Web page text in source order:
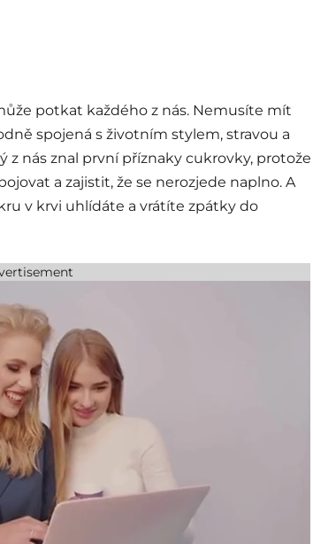
potkat každého z nás. Nemusíte mít
spojená s životním stylem, stravou a
z nás znal první příznaky cukrovky, protože
a zajistit, že se nerozjede naplno. A
v krvi uhlídáte a vrátíte zpátky do